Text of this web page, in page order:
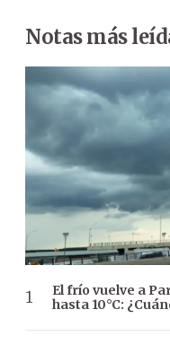
Notas más
El frío vuelve a
hasta 10°C: